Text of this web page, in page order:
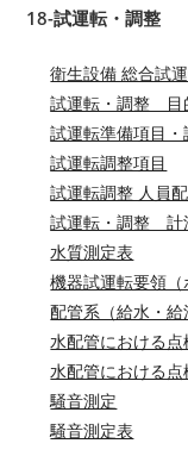
18-試運転・調整
衛生設備 総合試
試運転・調整 目
試運転準備項目
試運転調整項目
試運転調整 人員
試運転・調整 計
水質測定表
機器試運転要領（
配管系（給水・
水配管における点
水配管における点
騒音測定
騒音測定表